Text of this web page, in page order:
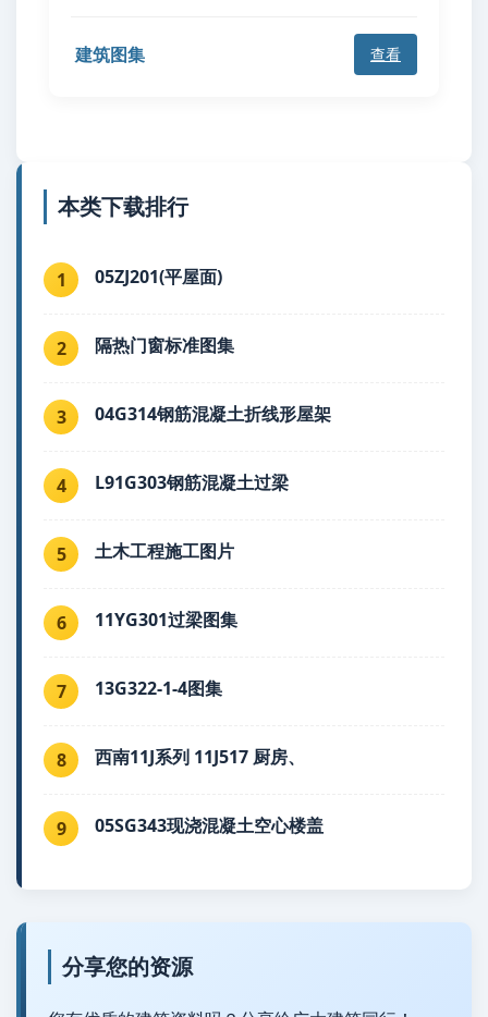
建筑图集 查看
本类下载排行
1 05ZJ201(平屋面)
2 隔热门窗标准图集
3 04G314钢筋混凝土折线形屋架
4 L91G303钢筋混凝土过梁
5 土木工程施工图片
6 11YG301过梁图集
7 13G322-1-4图集
8 西南11J系列 11J517 厨房、
9 05SG343现浇混凝土空心楼盖
分享您的资源